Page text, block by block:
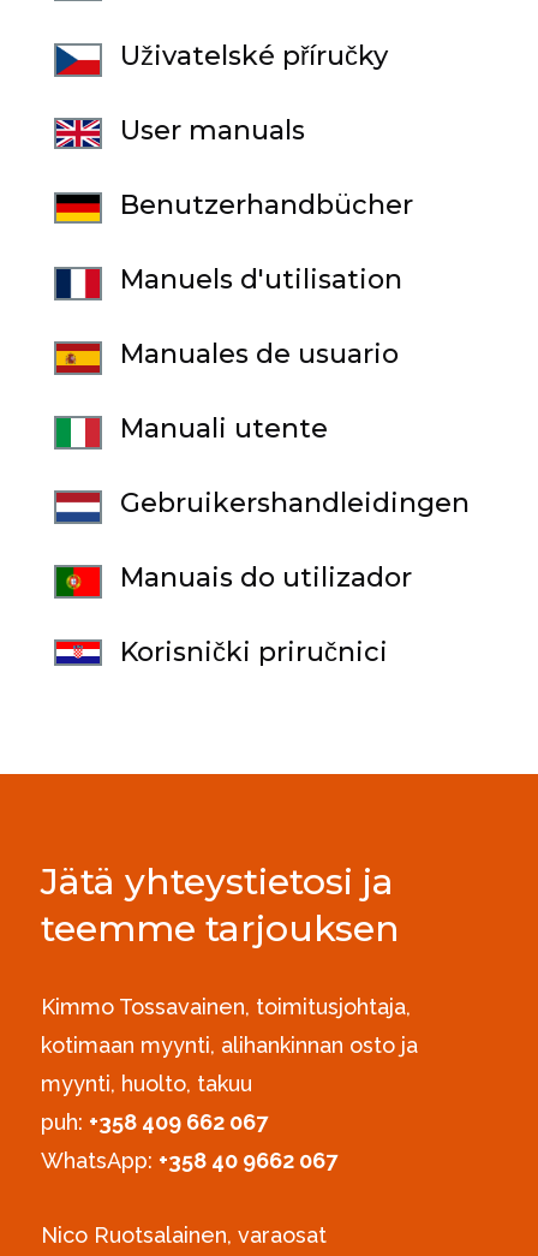
Uživatelské příručky
User manuals
Benutzerhandbücher
Manuels d'utilisation
Manuales de usuario
Manuali utente
Gebruikershandleidingen
Manuais do utilizador
Korisnički priručnici
Jätä yhteystietosi ja
teemme tarjouksen
Kimmo Tossavainen, toimitusjohtaja,
kotimaan myynti, alihankinnan osto ja
myynti, huolto, takuu
puh: +358 409 662 067
WhatsApp: +358 40 9662 067
Nico Ruotsalainen, varaosat